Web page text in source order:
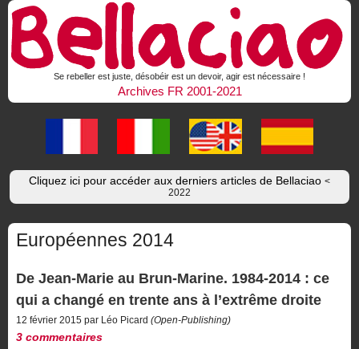
Se rebeller est juste, désobéir est un devoir, agir est nécessaire !
Archives FR 2001-2021
Cliquez ici pour accéder aux derniers articles de Bellaciao <
2022
Européennes 2014
De Jean-Marie au Brun-Marine. 1984-2014 : ce
qui a changé en trente ans à l’extrême droite
12 février 2015 par Léo Picard (Open-Publishing)
3 commentaires